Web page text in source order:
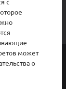
с
может
о